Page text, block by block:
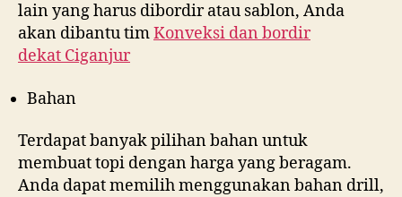
lain yang harus dibordir atau sablon, Anda
akan dibantu timKonveksi dan bordir
dekat Ciganjur
Bahan
Terdapat banyak pilihan bahan untuk
membuat topi dengan harga yang beragam.
Anda dapat memilih menggunakan bahan drill,